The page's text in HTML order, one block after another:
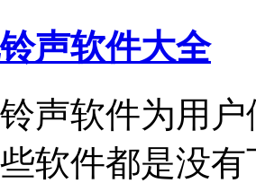
声软件大全
声软件为用
软件都是没